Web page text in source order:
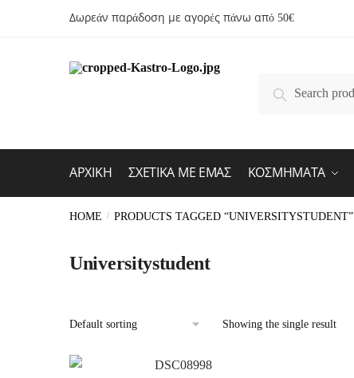
Δωρεάν παράδοση με αγορές πάνω από 50€
Search
ΑΡΧΙΚΗ ΣΧΕΤΙΚΑ ΜΕ ΕΜΑΣ ΚΟΣΜΗΜΑΤΑ
HOME / PRODUCTS TAGGED “UNIVERSITYSTUDENT”
Universitystudent
Showing the single result